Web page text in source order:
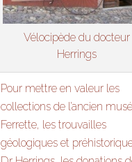
Vélocipède du docteur
Herrings
Pour mettre en valeur les
collections de l’ancien
Ferrette, les trouvailles
géologiques et